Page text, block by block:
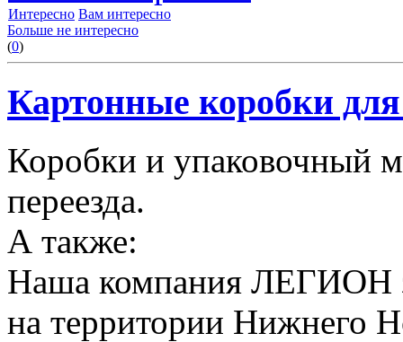
Интересно Вам интересно
Больше не интересно
(0)
Картонные коробки для
Коробки и упаковочный
переезда.
А также:
Наша компания ЛЕГИОН
на территории Нижнего